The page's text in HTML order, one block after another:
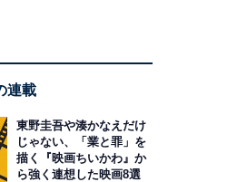
連載
東野圭吾や湊かなえだけ
じゃない、「業と罪」を
描く『映画ちいかわ』か
ら強く連想した映画8選